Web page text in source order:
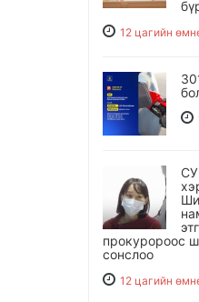
12 цагийн
прокуророос
сонслоо
12 цагийн